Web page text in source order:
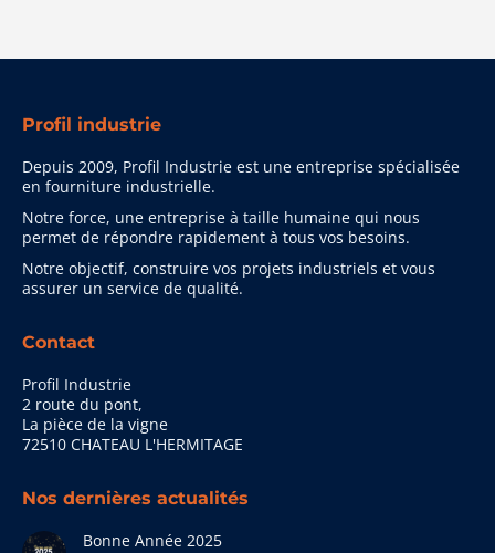
Profil industrie
Depuis 2009, Profil Industrie est une entreprise spécialisée
en fourniture industrielle.
Notre force, une entreprise à taille humaine qui nous
permet de répondre rapidement à tous vos besoins.
Notre objectif, construire vos projets industriels et vous
assurer un service de qualité.
Contact
Profil Industrie
2 route du pont,
La pièce de la vigne
72510 CHATEAU L'HERMITAGE
Nos dernières actualités
Bonne Année 2025